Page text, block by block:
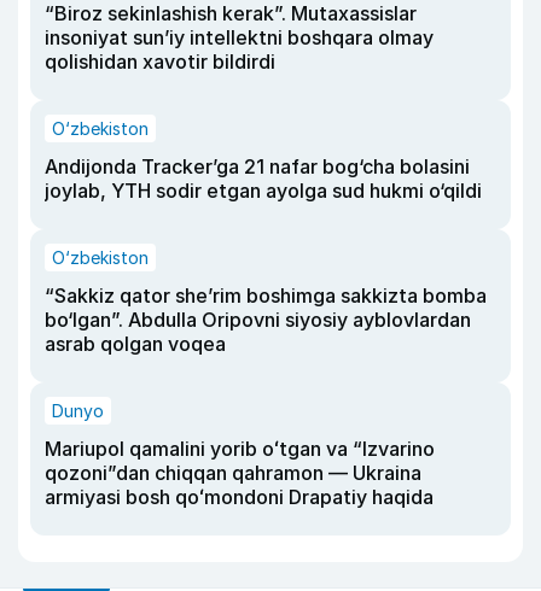
“Biroz sekinlashish kerak”. Mutaxassislar
insoniyat sun’iy intellektni boshqara olmay
qolishidan xavotir bildirdi
O‘zbekiston
Andijonda Tracker’ga 21 nafar bog‘cha bolasini
joylab, YTH sodir etgan ayolga sud hukmi o‘qildi
O‘zbekiston
“Sakkiz qator she’rim boshimga sakkizta bomba
bo‘lgan”. Abdulla Oripovni siyosiy ayblovlardan
asrab qolgan voqea
Dunyo
Mariupol qamalini yorib oʻtgan va “Izvarino
qozoni”dan chiqqan qahramon — Ukraina
armiyasi bosh qoʻmondoni Drapatiy haqida